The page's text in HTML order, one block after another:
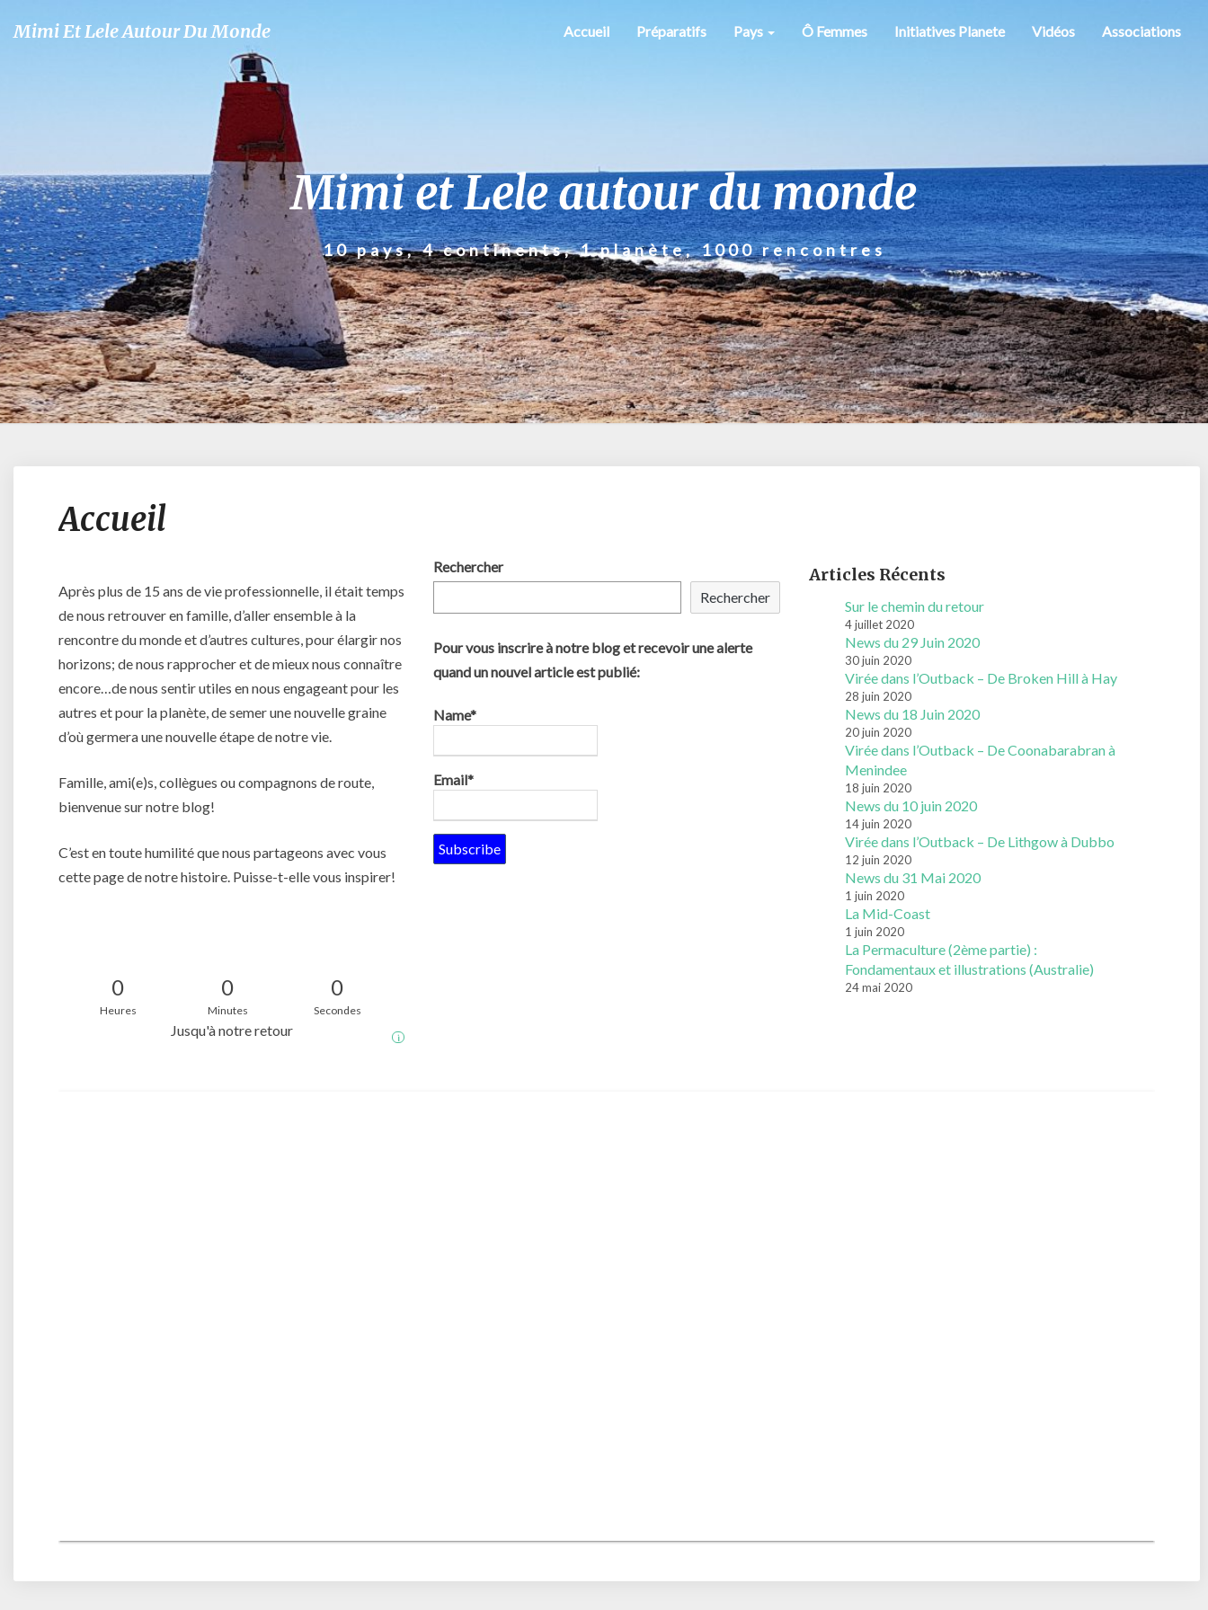
Mimi Et Lele Autour Du Monde Accueil Préparatifs Pays Ô Femmes Initiatives Planete Vidéos Associations
Mimi et Lele autour du monde
10 pays, 4 continents, 1 planète, 1000 rencontres
Accueil
Après plus de 15 ans de vie professionnelle, il était temps
de nous retrouver en famille, d’aller ensemble à la
rencontre du monde et d’autres cultures, pour élargir nos
horizons; de nous rapprocher et de mieux nous connaître
encore…de nous sentir utiles en nous engageant pour les
autres et pour la planète, de semer une nouvelle graine
d’où germera une nouvelle étape de notre vie.
Famille, ami(e)s, collègues ou compagnons de route,
bienvenue sur notre blog!
C’est en toute humilité que nous partageons avec vous
cette page de notre histoire. Puisse-t-elle vous inspirer!
0
Heures
0
Minutes
0
Secondes
Jusqu'à notre retour i
Rechercher
Rechercher
Pour vous inscrire à notre blog et recevoir une alerte
quand un nouvel article est publié:
Name*
Email*
Articles Récents
Sur le chemin du retour
4 juillet 2020
News du 29 Juin 2020
30 juin 2020
Virée dans l’Outback – De Broken Hill à Hay
28 juin 2020
News du 18 Juin 2020
20 juin 2020
Virée dans l’Outback – De Coonabarabran à
Menindee
18 juin 2020
News du 10 juin 2020
14 juin 2020
Virée dans l’Outback – De Lithgow à Dubbo
12 juin 2020
News du 31 Mai 2020
1 juin 2020
La Mid-Coast
1 juin 2020
La Permaculture (2ème partie) :
Fondamentaux et illustrations (Australie)
24 mai 2020